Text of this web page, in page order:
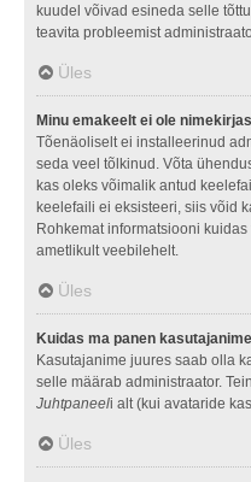
kuudel võivad esineda selle
teavita probleemist
Üles
Minu emakeelt ei ole
Tõenäoliselt ei installeerinud
seda veel tõlkinud. Võta
kas oleks võimalik antud
keelefaili ei eksisteeri, siis võid
Rohkemat informatsiooni
ametlikult veebilehelt.
Üles
Kuidas ma panen
Kasutajanime juures saab olla
selle määrab administraator.
Juhtpaneeli alt (kui avataride
Üles